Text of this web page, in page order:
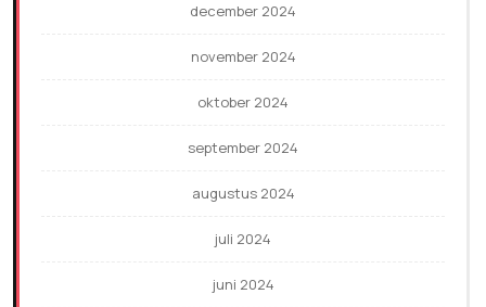
december 2024
november 2024
oktober 2024
september 2024
augustus 2024
juli 2024
juni 2024